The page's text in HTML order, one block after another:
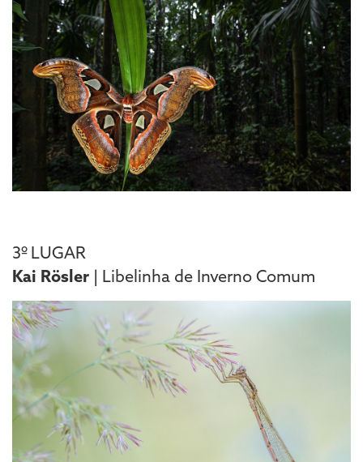
3º LUGAR
Kai Rösler | Libelinha de Inverno Comum